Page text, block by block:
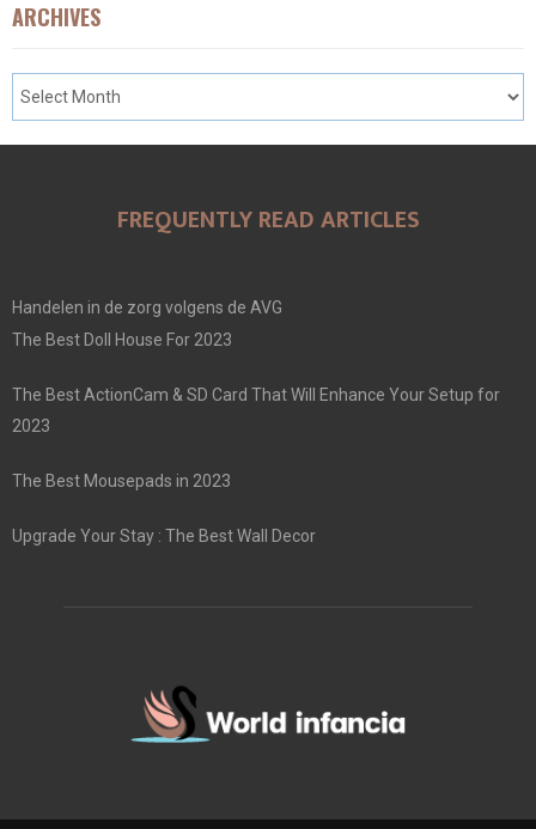
ARCHIVES
FREQUENTLY READ ARTICLES
Handelen in de zorg volgens de AVG
The Best Doll House For 2023
The Best ActionCam & SD Card That Will Enhance Your Setup for
2023
The Best Mousepads in 2023
Upgrade Your Stay : The Best Wall Decor